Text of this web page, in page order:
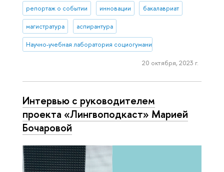
репортаж о событии инновации бакалавриат
магистратура аспирантура
Научно-учебная лаборатория социогуманитарных исследований
20 октября, 2023 г.
Интервью с руководителем
проекта «Лингвоподкаст» Марией
Бочаровой